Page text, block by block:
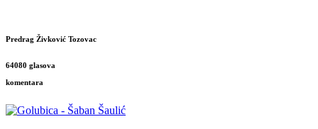
Predrag Živković Tozovac
64080 glasova
komentara